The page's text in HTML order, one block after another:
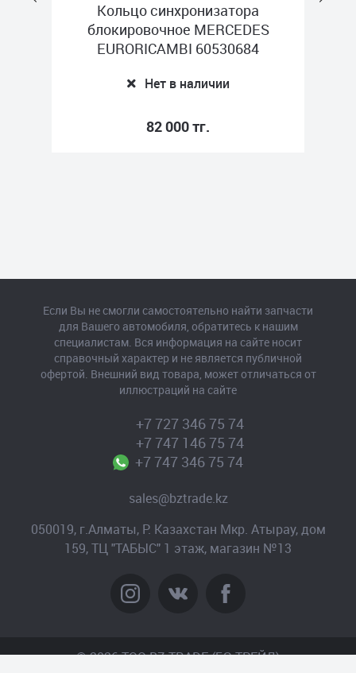
Кольцо синхронизатора
блокировочное MERCEDES
EURORICAMBI 60530684
Нет в наличии
82 000 тг.
+7 727 346 75 74
+7 747 146 75 74
+7 747 346 75 74
sales@bztrade.kz
050019, г.Алматы, Р. Казахстан Мкр. Атырау, дом
159, ТЦ "ТАБЫС" 1 этаж, магазин №13
Если Вы не смогли самостоятельно найти запчасти
для Вашего автомобиля, обратитесь к нашим
специалистам. Вся информация на сайте носит
справочный характер и не является публичной
офертой. Внешний вид товара, может отличаться от
иллюстраций на сайте
© 2026 TOO BZ-TRADE (БЗ-ТРЕЙД)